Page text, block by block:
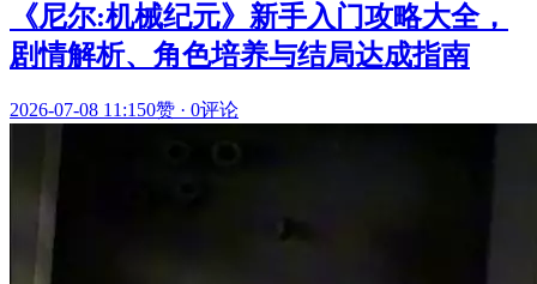
《尼尔:机械纪元》新手入门攻略大全，
剧情解析、角色培养与结局达成指南
2026-07-08 11:150赞 · 0评论